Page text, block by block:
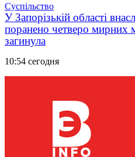
Суспільство
У Запорізькій області
поранено четверо мирних
загинула
10:54 сегодня